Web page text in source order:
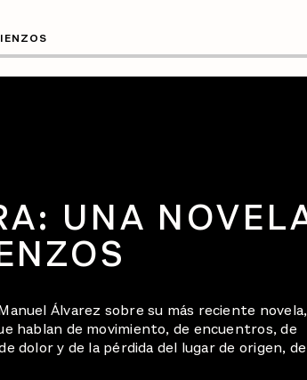
UNA
Álvarez sobre su más reciente novela,
hablan de movimiento, de encuentros, de
dolor y de la pérdida del lugar de origen,